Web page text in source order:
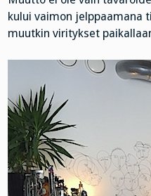
kului vaimon jelppaamana
muutkin viritykset